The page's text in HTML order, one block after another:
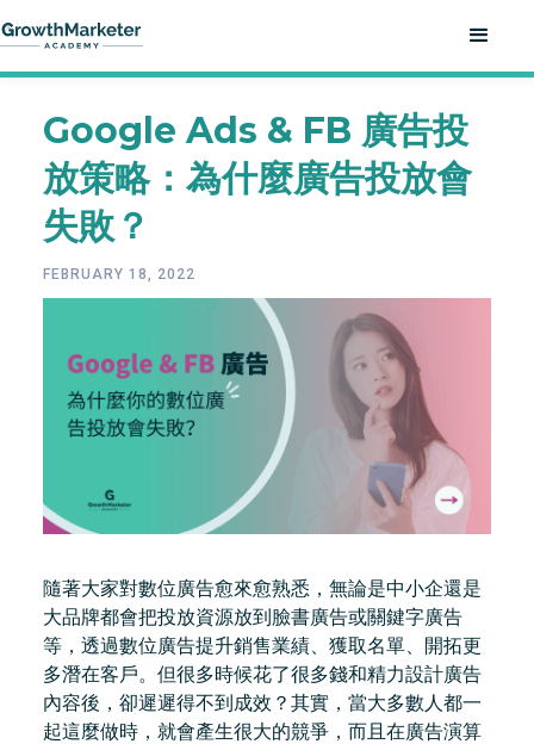
Google Ads & FB 廣告投
放策略：為什麼廣告投放會
失敗？
FEBRUARY 18, 2022
隨著大家對數位廣告愈來愈熟悉，無論是中小企還是
大品牌都會把投放資源放到臉書廣告或關鍵字廣告
等，透過數位廣告提升銷售業績、獲取名單、開拓更
多潛在客戶。但很多時候花了很多錢和精力設計廣告
內容後，卻遲遲得不到成效？其實，當大多數人都一
起這麼做時，就會產生很大的競爭，而且在廣告演算